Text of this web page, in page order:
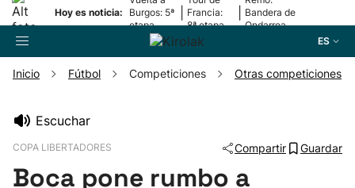
Hoy es noticia:
Burgos: 5ª
etapa
Francia:
8ª etapa
Bandera de
Ondarroa
ES
Inicio Fútbol Competiciones Otras competiciones
Escuchar
COPA LIBERTADORES Compartir Guardar
Boca pone rumbo a